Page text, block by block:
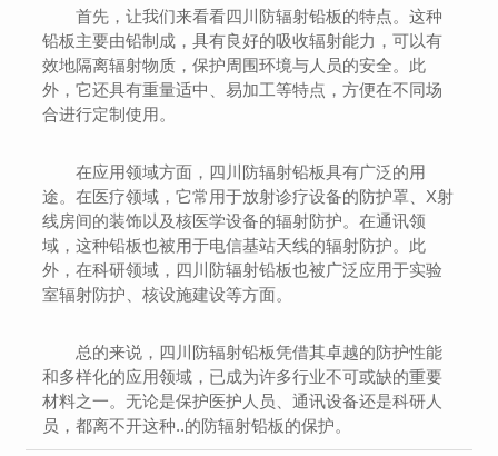
首先，让我们来看看四川防辐射铅板的特点。这种
铅板主要由铅制成，具有良好的吸收辐射能力，可以有
效地隔离辐射物质，保护周围环境与人员的安全。此
外，它还具有重量适中、易加工等特点，方便在不同场
合进行定制使用。
在应用领域方面，四川防辐射铅板具有广泛的用
途。在医疗领域，它常用于放射诊疗设备的防护罩、X射
线房间的装饰以及核医学设备的辐射防护。在通讯领
域，这种铅板也被用于电信基站天线的辐射防护。此
外，在科研领域，四川防辐射铅板也被广泛应用于实验
室辐射防护、核设施建设等方面。
总的来说，四川防辐射铅板凭借其卓越的防护性能
和多样化的应用领域，已成为许多行业不可或缺的重要
材料之一。无论是保护医护人员、通讯设备还是科研人
员，都离不开这种..的防辐射铅板的保护。